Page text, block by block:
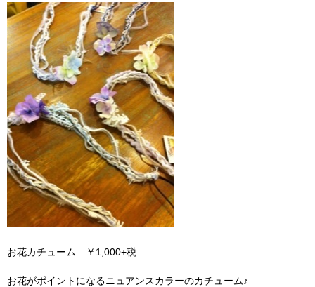
お花カチューム ￥1,000+税
お花がポイントになるニュアンスカラーのカチューム♪